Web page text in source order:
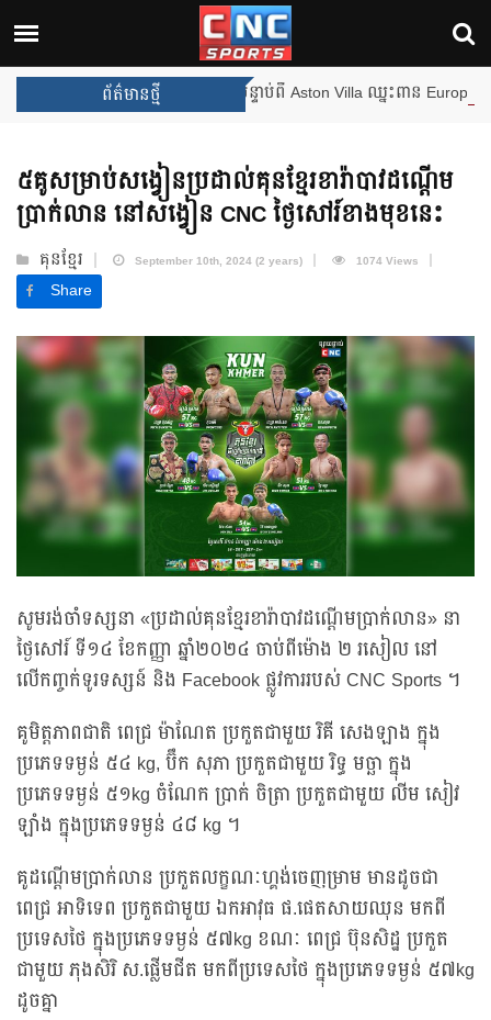
ព័ត៌មានថ្មី
ឈ្នះពានរង្វាន់បន្ថែមទៀត បន្ទាប់ពី Aston Villa ឈ្នះពាន Europa League
៥គូសម្រាប់សង្វៀនប្រដាល់គុនខ្មែរខារ៉ាបាវដណ្ដើម
ប្រាក់លាន នៅសង្វៀន CNC ថ្ងៃសៅរ៍ខាងមុខនេះ
គុនខ្មែរ September 10th, 2024 (2 years) 1074 Views
Share
សូមរង់ចាំទស្សនា «ប្រដាល់គុនខ្មែរខារ៉ាបាវដណ្ដើមប្រាក់លាន» នា
ថ្ងៃសៅរ៍ ទី១៤ ខែកញ្ញា ឆ្នាំ២០២៤ ចាប់ពីម៉ោង ២ រសៀល នៅ
លើកញ្ចក់ទូរទស្សន៍ និង Facebook ផ្លូវការរបស់ CNC Sports ។
គូមិត្តភាពជាតិ ពេជ្រ ម៉ាណែត ប្រកួតជាមួយ រិគី សេងឡាង ក្នុង
ប្រភេទទម្ងន់ ៥៤ kg, ប៊ឹក សុភា ប្រកួតជាមួយ រិទ្ធ មច្ឆា ក្នុង
ប្រភេទទម្ងន់ ៥១kg ចំណែក ប្រាក់ ចិត្រា ប្រកួតជាមួយ លីម សៀវ
ឡាំង ក្នុងប្រភេទទម្ងន់ ៤៨ kg ។
គូដណ្តើមប្រាក់លាន ប្រកួតលក្ខណៈហ្គង់ចេញម្រាម មានដូចជា
ពេជ្រ អាទិទេព ប្រកួតជាមួយ ឯកអាវុធ ផ.ផេតសាយឈុន មកពី
ប្រទេសថៃ ក្នុងប្រភេទទម្ងន់ ៥៧kg ខណៈ ពេជ្រ ប៊ុនសិដ្ឋ ប្រកួត
ជាមួយ ភុងសិរិ ស.ផ្លើមជីត មកពីប្រទេសថៃ ក្នុងប្រភេទទម្ងន់ ៥៧kg
ដូចគ្នា